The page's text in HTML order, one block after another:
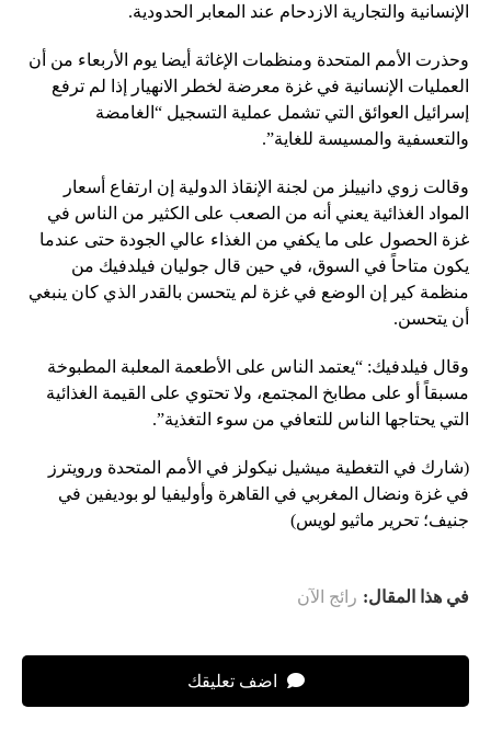
الإنسانية والتجارية الازدحام عند المعابر الحدودية.
وحذرت الأمم المتحدة ومنظمات الإغاثة أيضا يوم الأربعاء من أن
العمليات الإنسانية في غزة معرضة لخطر الانهيار إذا لم ترفع
إسرائيل العوائق التي تشمل عملية التسجيل “الغامضة
والتعسفية والمسيسة للغاية”.
وقالت زوي دانييلز من لجنة الإنقاذ الدولية إن ارتفاع أسعار
المواد الغذائية يعني أنه من الصعب على الكثير من الناس في
غزة الحصول على ما يكفي من الغذاء عالي الجودة حتى عندما
يكون متاحاً في السوق، في حين قال جوليان فيلدفيك من
منظمة كير إن الوضع في غزة لم يتحسن بالقدر الذي كان ينبغي
أن يتحسن.
وقال فيلدفيك: “يعتمد الناس على الأطعمة المعلبة المطبوخة
مسبقاً أو على مطابخ المجتمع، ولا تحتوي على القيمة الغذائية
التي يحتاجها الناس للتعافي من سوء التغذية”.
(شارك في التغطية ميشيل نيكولز في الأمم المتحدة ورويترز
في غزة ونضال المغربي في القاهرة وأوليفيا لو بوديفين في
جنيف؛ تحرير ماثيو لويس)
في هذا المقال: رائج الآن
اضف تعليقك